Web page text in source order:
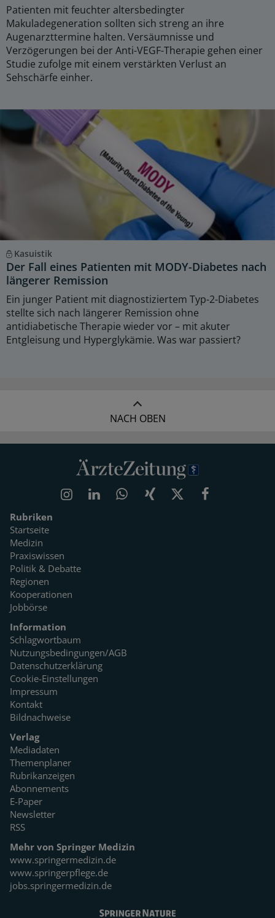
Patienten mit feuchter altersbedingter
Makuladegeneration sollten sich streng an ihre
Augenarzttermine halten. Versäumnisse und
Verzögerungen bei der Anti-VEGF-Therapie gehen einer
Studie zufolge mit einem verstärkten Verlust an
Sehschärfe einher.
Kasuistik
Der Fall eines Patienten mit MODY-Diabetes nach
längerer Remission
Ein junger Patient mit diagnostiziertem Typ-2-Diabetes
stellte sich nach längerer Remission ohne
antidiabetische Therapie wieder vor – mit akuter
Entgleisung und Hyperglykämie. Was war passiert?
NACH OBEN
Rubriken
Startseite
Medizin
Praxiswissen
Politik & Debatte
Regionen
Kooperationen
Jobbörse
Information
Schlagwortbaum
Nutzungsbedingungen/AGB
Datenschutzerklärung
Cookie-Einstellungen
Impressum
Kontakt
Bildnachweise
Verlag
Mediadaten
Themenplaner
Rubrikanzeigen
Abonnements
E-Paper
Newsletter
RSS
Mehr von Springer Medizin
www.springermedizin.de
www.springerpflege.de
jobs.springermedizin.de